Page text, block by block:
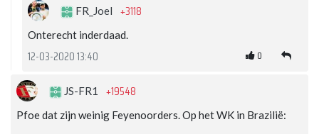
FR_Joel +3118
Onterecht inderdaad.
12-03-2020 13:40 0
JS-FR1 +19548
Pfoe dat zijn weinig Feyenoorders. Op het WK in Brazilië: